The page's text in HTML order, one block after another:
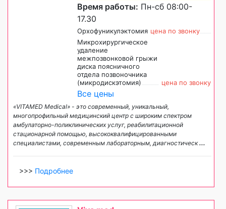
Время работы: Пн-сб 08:00-
17.30
Орхофуникулэктомия цена по звонку
Микрохирургическое
удаление
межпозвонковой грыжи
диска поясничного
отдела позвоночника
(микродискэтомия)
цена по звонку
Все цены
«VITAMED Medical» - это современный, уникальный,
многопрофильный медицинский центр с широким спектром
амбулаторно-поликлинических услуг, реабилитационной
стационарной помощью, высококвалифицированными
специалистами, современным лабораторным, диагностическ...
>>> Подробнее